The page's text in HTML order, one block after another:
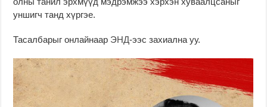
уншигч танд хүргэе.
Тасалбарыг онлайнаар ЭНД-ээс захиална уу.